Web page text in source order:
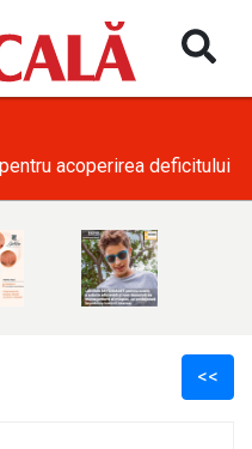
acoperirea deficitului
<<